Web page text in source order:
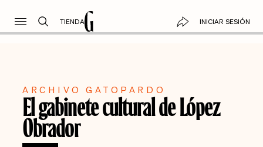
TIENDA INICIAR SESIÓN
ARCHIVO GATOPARDO
El gabinete cultural de López
Obrador